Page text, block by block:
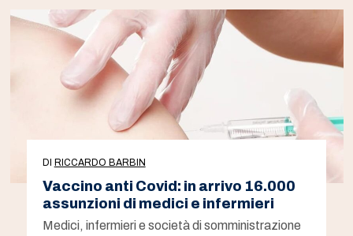
DI RICCARDO BARBIN
Vaccino anti Covid: in arrivo 16.000
assunzioni di medici e infermieri
Medici, infermieri e società di somministrazione